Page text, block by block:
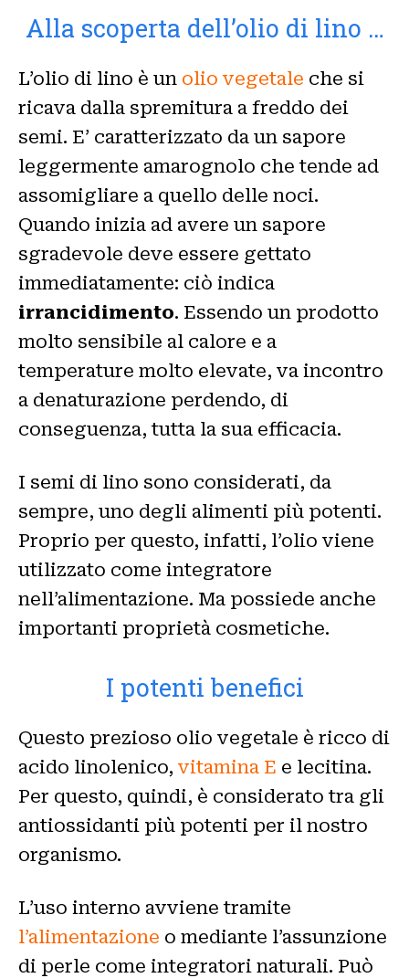
Alla scoperta dell’olio di lino …
L’olio di lino è un olio vegetale che si
ricava dalla spremitura a freddo dei
semi. E’ caratterizzato da un sapore
leggermente amarognolo che tende ad
assomigliare a quello delle noci.
Quando inizia ad avere un sapore
sgradevole deve essere gettato
immediatamente: ciò indica
irrancidimento. Essendo un prodotto
molto sensibile al calore e a
temperature molto elevate, va incontro
a denaturazione perdendo, di
conseguenza, tutta la sua efficacia.
I semi di lino sono considerati, da
sempre, uno degli alimenti più potenti.
Proprio per questo, infatti, l’olio viene
utilizzato come integratore
nell’alimentazione. Ma possiede anche
importanti proprietà cosmetiche.
I potenti benefici
Questo prezioso olio vegetale è ricco di
acido linolenico, vitamina E e lecitina.
Per questo, quindi, è considerato tra gli
antiossidanti più potenti per il nostro
organismo.
L’uso interno avviene tramite
l’alimentazione o mediante l’assunzione
di perle come integratori naturali. Può